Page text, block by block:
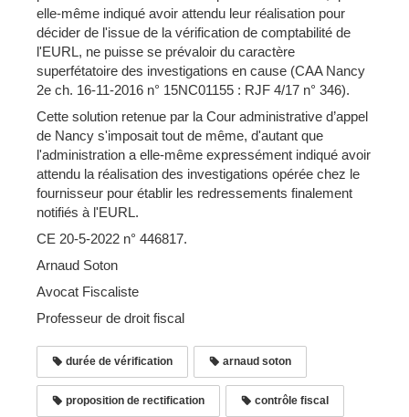
elle-même indiqué avoir attendu leur réalisation pour
décider de l'issue de la vérification de comptabilité de
l'EURL, ne puisse se prévaloir du caractère
superfétatoire des investigations en cause (CAA Nancy
2e ch. 16-11-2016 n° 15NC01155 : RJF 4/17 n° 346).
Cette solution retenue par la Cour administrative d’appel
de Nancy s'imposait tout de même, d'autant que
l'administration a elle-même expressément indiqué avoir
attendu la réalisation des investigations opérée chez le
fournisseur pour établir les redressements finalement
notifiés à l'EURL.
CE 20-5-2022 n° 446817.
Arnaud Soton
Avocat Fiscaliste
Professeur de droit fiscal
durée de vérification arnaud soton
proposition de rectification contrôle fiscal